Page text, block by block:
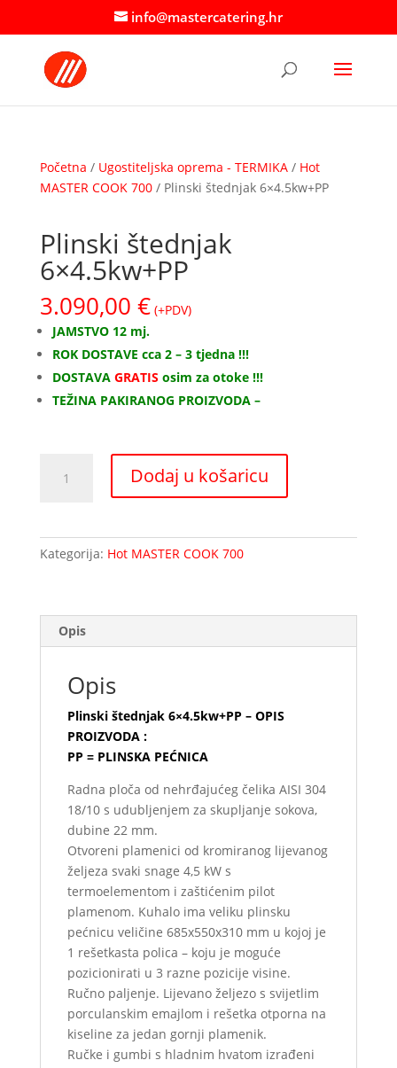
info@mastercatering.hr
Početna / Ugostiteljska oprema - TERMIKA/ Hot
MASTER COOK 700/ Plinski štednjak 6×4.5kw+PP
Plinski štednjak
6×4.5kw+PP
3.090,00 € (+PDV)
JAMSTVO 12 mj.
ROK DOSTAVE cca 2 – 3 tjedna !!!
DOSTAVA GRATIS osim za otoke !!!
TEŽINA PAKIRANOG PROIZVODA –
štednjak
Dodaj u košaricu
Kategorija: Hot MASTER COOK 700
Opis
Opis
Plinski štednjak 6×4.5kw+PP – OPIS
PROIZVODA :
PP = PLINSKA PEĆNICA
Radna ploča od nehrđajućeg čelika AISI 304
18/10 s udubljenjem za skupljanje sokova,
dubine 22 mm.
Otvoreni plamenici od kromiranog lijevanog
željeza svaki snage 4,5 kW s
termoelementom i zaštićenim pilot
plamenom. Kuhalo ima veliku plinsku
pećnicu veličine 685x550x310 mm u kojoj je
1 rešetkasta polica – koju je moguće
pozicionirati u 3 razne pozicije visine.
Ručno paljenje. Lijevano željezo s svijetlim
porculanskim emajlom i rešetka otporna na
kiseline za jedan gornji plamenik.
Ručke i gumbi s hladnim hvatom izrađeni